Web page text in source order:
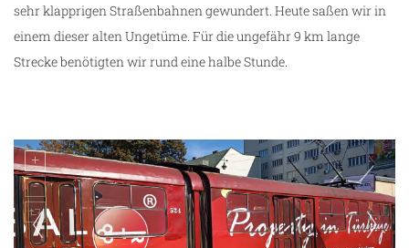
sehr klapprigen Straßenbahnen gewundert. Heute saßen wir in
einem dieser alten Ungetüme. Für die ungefähr 9 km lange
Strecke benötigten wir rund eine halbe Stunde.